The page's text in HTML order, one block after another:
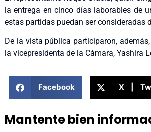
la entrega en cinco días laborables de
estas partidas puedan ser consideradas
De la vista pública participaron,
la vicepresidenta de la Cámara, Yashira
Facebook X |
Mantente bien